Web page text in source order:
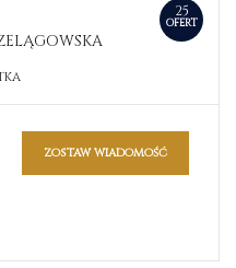
25
OFERT
zostaw wiadomość